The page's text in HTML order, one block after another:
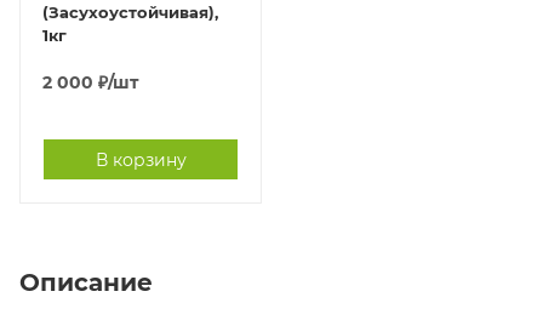
(Засухоустойчивая),
1кг
2 000 ₽/шт
В корзину
Описание